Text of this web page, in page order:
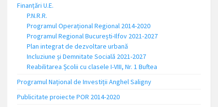
Finanțări U.E.
P.N.R.R.
Programul Operațional Regional 2014-2020
Programul Regional București-Ilfov 2021-2027
Plan integrat de dezvoltare urbană
Incluziune și Demnitate Socială 2021-2027
Reabilitarea Școlii cu clasele I-VIII, Nr. 1 Buftea
Programul Național de Investiții Anghel Saligny
Publicitate proiecte POR 2014-2020